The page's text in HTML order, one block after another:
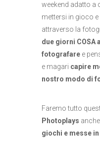
weekend adatto a
mettersi in gioco
attraverso la
due giorni COSA
fotografare e
e magari capire
nostro modo di
Faremo tutto
Photoplays anche
giochi e messe